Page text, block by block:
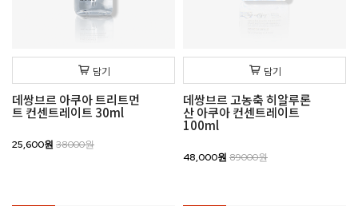
담기
데쌍브르 아쿠아 트리트먼
트 컨센트레이트 30ml
25,600원 38000원
담기
데쌍브르 고농축 히알루론
산 아쿠아 컨센트레이트
100ml
48,000원 89000원